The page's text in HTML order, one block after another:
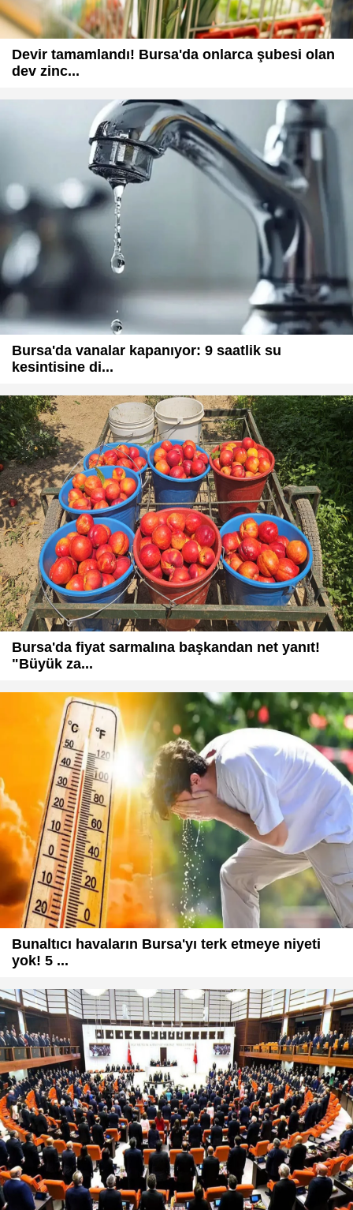
Devir tamamlandı! Bursa'da onlarca şubesi olan
dev zinc...
Bursa'da vanalar kapanıyor: 9 saatlik su
kesintisine di...
Bursa'da fiyat sarmalına başkandan net yanıt!
"Büyük za...
Bunaltıcı havaların Bursa'yı terk etmeye niyeti
yok! 5 ...